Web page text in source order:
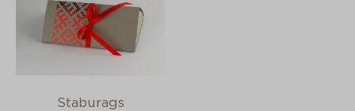
Staburags